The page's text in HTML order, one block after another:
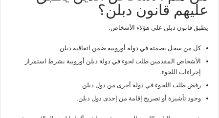
عليهم قانون دبلن؟
يطبق قانون دبلن على هؤلاء الأشخاص:
كل من سجل بصمته في دولة أوروبية ضمن اتفاقية دبلن.
الأشخاص المقدمين طلب لجوء في دولة دبلن أوروبية بشرط استمرار
إجراءات اللجوء.
رفض طلب اللجوء في دولة أخرى من دول دبلن.
وجود تأشيرة أو تصريح إقامة من إحدى دول دبلن.